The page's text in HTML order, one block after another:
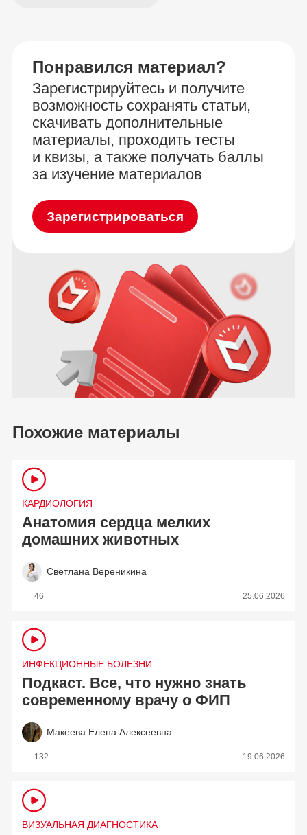
Понравился материал?
Зарегистрируйтесь и получите
возможность сохранять статьи,
скачивать дополнительные
материалы, проходить тесты
и квизы, а также получать баллы
за изучение материалов
Зарегистрироваться
Похожие материалы
КАРДИОЛОГИЯ
Анатомия сердца мелких
домашних животных
Светлана Вереникина
46 25.06.2026
ИНФЕКЦИОННЫЕ БОЛЕЗНИ
Подкаст. Все, что нужно знать
современному врачу о ФИП
Макеева Елена Алексеевна
132 19.06.2026
ВИЗУАЛЬНАЯ ДИАГНОСТИКА